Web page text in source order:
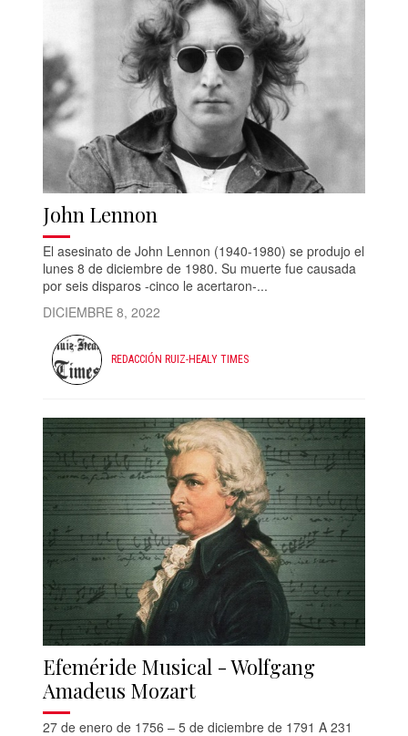
John Lennon
El asesinato de John Lennon (1940-1980) se produjo el
lunes 8 de diciembre de 1980. Su muerte fue causada
por seis disparos -cinco le acertaron-...
DICIEMBRE 8, 2022
REDACCIÓN RUIZ-HEALY TIMES
Efeméride Musical - Wolfgang
Amadeus Mozart
27 de enero de 1756 – 5 de diciembre de 1791 A 231